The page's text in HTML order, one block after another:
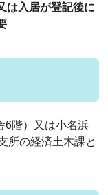
は入居が登記後に
6階）又は小名浜
所の経済土木課と